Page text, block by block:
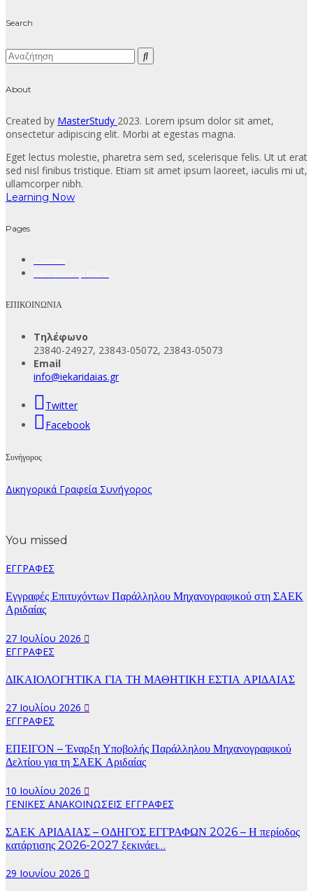
Search
About
Created by MasterStudy 2023. Lorem ipsum dolor sit amet,
onsectetur adipiscing elit. Morbi at egestas magna.
Eget lectus molestie, pharetra sem sed, scelerisque felis. Ut ut erat
sed nisl finibus tristique. Etiam sit amet ipsum laoreet, iaculis mi ut,
ullamcorper nibh.
Learning Now
Pages
ΕΠΙΚΟΙΝΩΝΙΑ
Τηλέφωνο
23840-24927, 23843-05072, 23843-05073
Email
info@iekaridaias.gr
Twitter
Facebook
Συνήγορος
Δικηγορικά Γραφεία Συνήγορος
You missed
ΕΓΓΡΑΦΕΣ
Εγγραφές Επιτυχόντων Παράλληλου Μηχανογραφικού στη ΣΑΕΚ
Αριδαίας
27 Ιουλίου 2026
ΕΓΓΡΑΦΕΣ
ΔΙΚΑΙΟΛΟΓΗΤΙΚΑ ΓΙΑ ΤΗ ΜΑΘΗΤΙΚΗ ΕΣΤΙΑ ΑΡΙΔΑΙΑΣ
27 Ιουλίου 2026
ΕΓΓΡΑΦΕΣ
ΕΠΕΙΓΟΝ – Έναρξη Υποβολής Παράλληλου Μηχανογραφικού
Δελτίου για τη ΣΑΕΚ Αριδαίας
10 Ιουλίου 2026
ΓΕΝΙΚΕΣ ΑΝΑΚΟΙΝΩΣΕΙΣ ΕΓΓΡΑΦΕΣ
ΣΑΕΚ ΑΡΙΔΑΙΑΣ – ΟΔΗΓΟΣ ΕΓΓΡΑΦΩΝ 2026 – Η περίοδος
κατάρτισης 2026-2027 ξεκινάει…
29 Ιουνίου 2026